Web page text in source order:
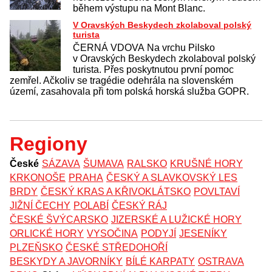
během výstupu na Mont Blanc.
V Oravských Beskydech zkolaboval polský
turista
ČERNÁ VDOVA Na vrchu Pilsko
v Oravských Beskydech zkolaboval polský
turista. Přes poskytnutou první pomoc
zemřel. Ačkoliv se tragédie odehrála na slovenském
území, zasahovala při tom polská horská služba GOPR.
Regiony
České SÁZAVA ŠUMAVA RALSKO KRUŠNÉ HORY
KRKONOŠE PRAHA ČESKÝ A SLAVKOVSKÝ LES
BRDY ČESKÝ KRAS A KŘIVOKLÁTSKO POVLTAVÍ
JIŽNÍ ČECHY POLABÍ ČESKÝ RÁJ
ČESKÉ ŠVÝCARSKO JIZERSKÉ A LUŽICKÉ HORY
ORLICKÉ HORY VYSOČINA PODYJÍ JESENÍKY
PLZEŇSKO ČESKÉ STŘEDOHOŘÍ
BESKYDY A JAVORNÍKY BÍLÉ KARPATY OSTRAVA